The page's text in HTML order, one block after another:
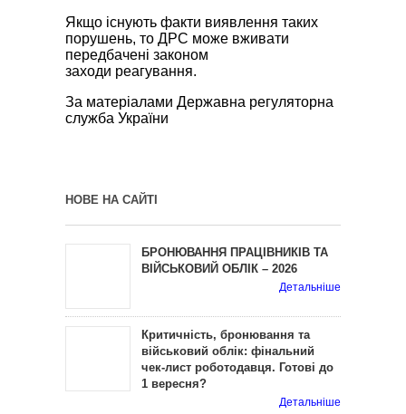
Якщо існують факти виявлення таких
порушень, то ДРС може вживати
передбачені законом
заходи реагування.
За матеріалами Державна регуляторна
служба України
НОВЕ НА САЙТІ
БРОНЮВАННЯ ПРАЦІВНИКІВ ТА
ВІЙСЬКОВИЙ ОБЛІК – 2026
Детальніше
Критичність, бронювання та
військовий облік: фінальний
чек-лист роботодавця. Готові до
1 вересня?
Детальніше